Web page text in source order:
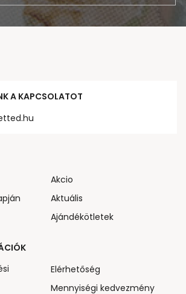
A KAPCSOLATOT
Akcio
Aktuális
Ajándékötletek
Elérhetőség
Mennyiségi kedvezmény